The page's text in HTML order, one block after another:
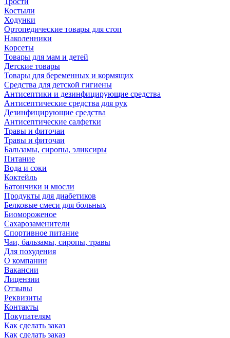
Костыли
Ходунки
Ортопедические товары для стоп
Наколенники
Корсеты
Товары для мам и детей
Детские товары
Товары для беременных и кормящих
Средства для детской гигиены
Антисептики и дезинфицирующие средства
Антисептические средства для рук
Дезинфицирующие средства
Антисептические салфетки
Травы и фиточаи
Травы и фиточаи
Бальзамы, сиропы, эликсиры
Питание
Вода и соки
Коктейль
Батончики и мюсли
Продукты для диабетиков
Белковые смеси для больных
Биомороженое
Сахарозаменители
Спортивное питание
Чаи, бальзамы, сиропы, травы
Для похудения
О компании
Вакансии
Лицензии
Отзывы
Реквизиты
Контакты
Покупателям
Как сделать заказ
Как сделать заказ